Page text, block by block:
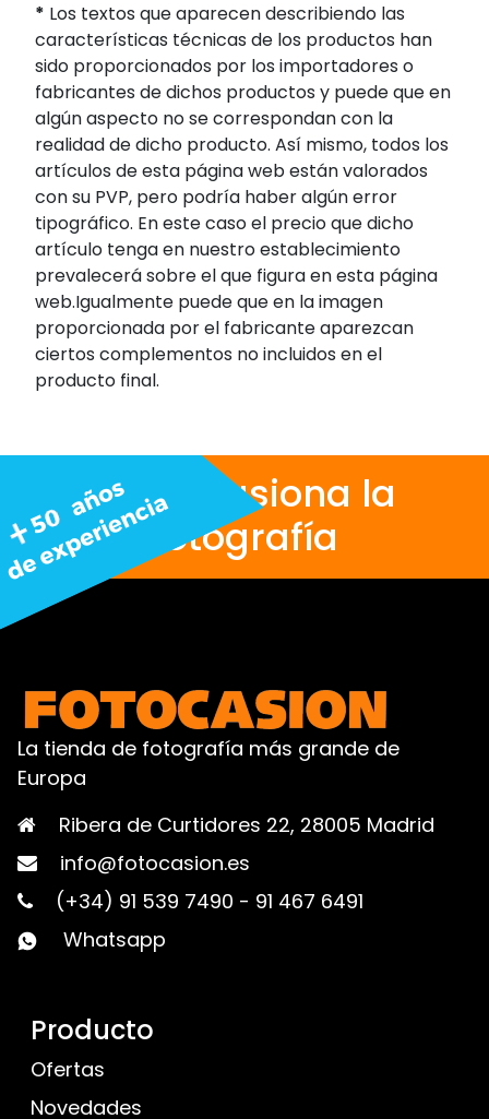
* Los textos que aparecen describiendo las
características técnicas de los productos han
sido proporcionados por los importadores o
fabricantes de dichos productos y puede que en
algún aspecto no se correspondan con la
realidad de dicho producto. Así mismo, todos los
artículos de esta página web están valorados
con su PVP, pero podría haber algún error
tipográfico. En este caso el precio que dicho
artículo tenga en nuestro establecimiento
prevalecerá sobre el que figura en esta página
web.Igualmente puede que en la imagen
proporcionada por el fabricante aparezcan
ciertos complementos no incluidos en el
producto final.
Nos apasiona la
fotografía
La tienda de fotografía más grande de
Europa
Ribera de Curtidores 22, 28005 Madrid
info@fotocasion.es
(+34) 91 539 7490 - 91 467 6491
Whatsapp
Producto
Ofertas
Novedades